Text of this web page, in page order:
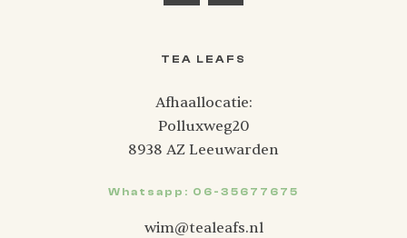
TEA LEAFS
Afhaallocatie:
Polluxweg20
8938 AZ Leeuwarden
Whatsapp: 06-35677675
wim@tealeafs.nl